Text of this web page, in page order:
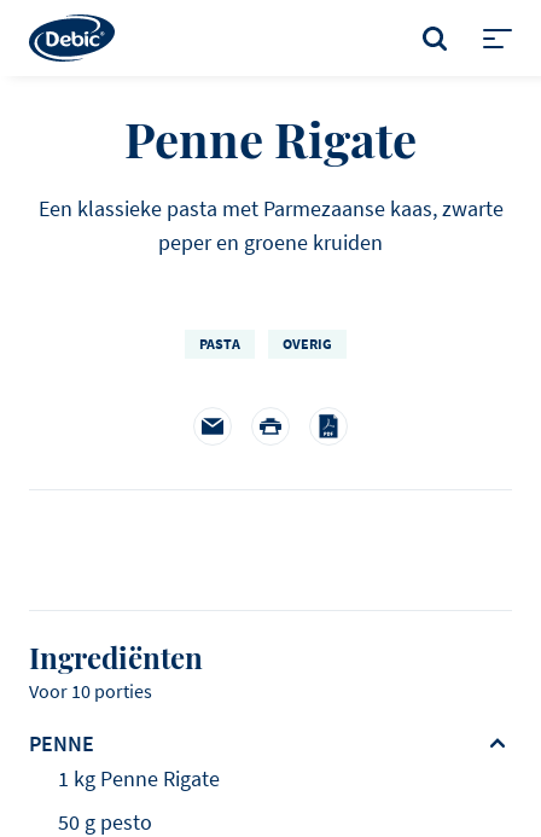
main
ZOEKEN
Penne Rigate
Een klassieke pasta met Parmezaanse kaas, zwarte
peper en groene kruiden
PASTA OVERIG
Ingrediënten
Voor 10 porties
PENNE
1 kg Penne Rigate
50 g pesto